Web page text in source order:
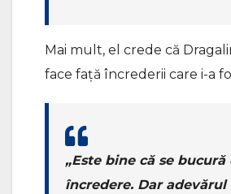
Mai mult, el crede că
face față încrederii care i-a
„Este bine că se bucură
încredere. Dar adevărul